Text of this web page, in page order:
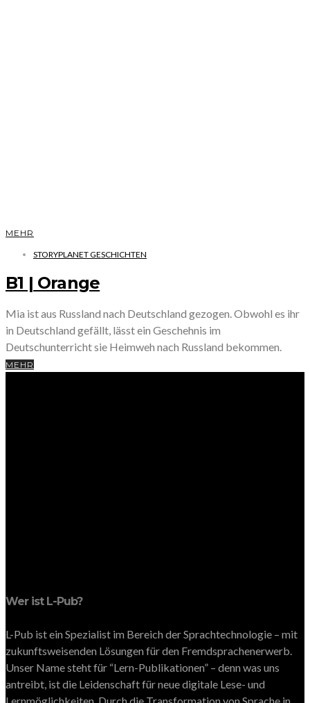
MEHR
STORYPLANET GESCHICHTEN
B1 | Orange
Mia ist aus Russland nach Deutschland gezogen. Obwohl es ihr
in Deutschland gefällt, lässt ein Geschehnis im
Deutschunterricht sie Heimweh nach Russland bekommen.
MEHR
Wer ist L-Pub?
L-Pub ist ein Spezialist im Bereich der Sprachtechnologie – mit
zukunftsweisenden Lösungen für den Fremdsprachenerwerb.
Unser Name steht für “Lern-Publikationen” – denn was uns
antreibt, ist die Leidenschaft für neue digitale Lese- und
Lernmöglichkeiten. Durch die Transformation von Sprache in